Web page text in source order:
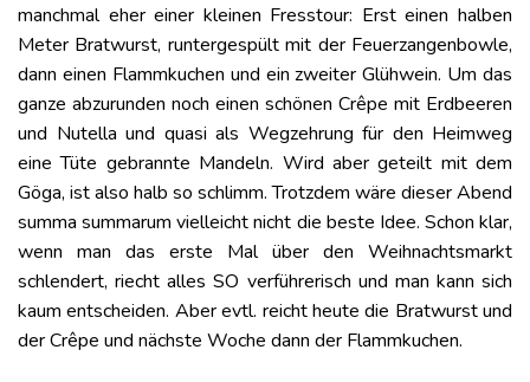
manchmal eher einer kleinen Fresstour: Erst einen halben
Meter Bratwurst, runtergespült mit der Feuerzangenbowle,
dann einen Flammkuchen und ein zweiter Glühwein. Um das
ganze abzurunden noch einen schönen Crêpe mit Erdbeeren
und Nutella und quasi als Wegzehrung für den Heimweg
eine Tüte gebrannte Mandeln. Wird aber geteilt mit dem
Göga, ist also halb so schlimm. Trotzdem wäre dieser Abend
summa summarum vielleicht nicht die beste Idee. Schon klar,
wenn man das erste Mal über den Weihnachtsmarkt
schlendert, riecht alles SO verführerisch und man kann sich
kaum entscheiden. Aber evtl. reicht heute die Bratwurst und
der Crêpe und nächste Woche dann der Flammkuchen.